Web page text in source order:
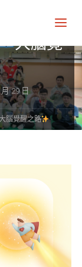
大腦覺
29 日
腦覺醒之路